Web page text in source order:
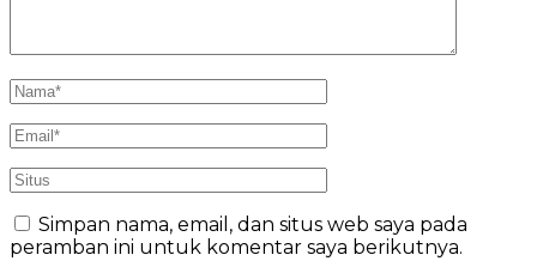
Simpan nama, email, dan situs web saya pada
peramban ini untuk komentar saya berikutnya.